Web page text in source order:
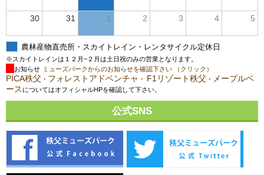
30 31 1 2 3 4 5
農林産物直売所・スカイトレイン・レンタサイクル定休日
※スカイトレインは１２月~２月は土日祝のみの営業となります。
お知らせ ミューズパークからのお知らせを確認下さい （クリック）
PICA秩父 ・ フォレストアドベンチャ ・ F1リゾート秩父 ・ メープルベ
ース についてはオフィシャルHPを確認して下さい。
公式SNS